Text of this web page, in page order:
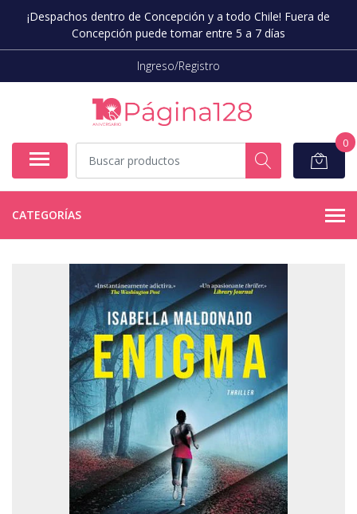
¡Despachos dentro de Concepción y a todo Chile! Fuera de
Concepción puede tomar entre 5 a 7 días
Ingreso/Registro
0
CATEGORÍAS